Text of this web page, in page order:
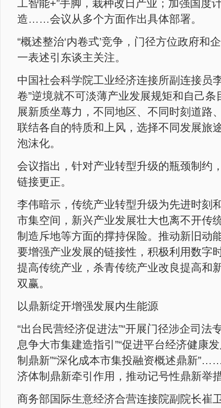
工智能+”手脚，栽种改日产业；加强国度
造……会议从多个方面作出具体部署。
“概述整治‘内卷式’竞争，门径方位政府和
一表述引东谈主关注。
中国社会科学院工业经济连接所副连接员
卷”逆境就不可淡薄产业发展规矩和自己
展新质坐蓐力，不同地区、不同时刻道路
联结各自的特质和上风，选择不同发展旅
泡沫化。
会议指出，针对产业转型升级的瓶颈制约
链接更正。
李伟暗示，传统产业转型升级为先进时刻
市集空间，新兴产业发展壮大也离不开传
制造斥地等方面的撑持保险。推动新旧动
要增强产业发展的链接性，积极利用数字
提高传统产业，杀青传统产业改良提高和
双赢。
以鼎新绽开增强发展内生能源
“出台民营经济促进法”“开展门径涉企司法
息争大市集建造指引”“促进平台经济健康
制鼎新”“深化成本市集投融资概述鼎新
济体制鼎新牵引作用，推动记号性鼎新举
商务部国际生意经济合营连接院副院长崔